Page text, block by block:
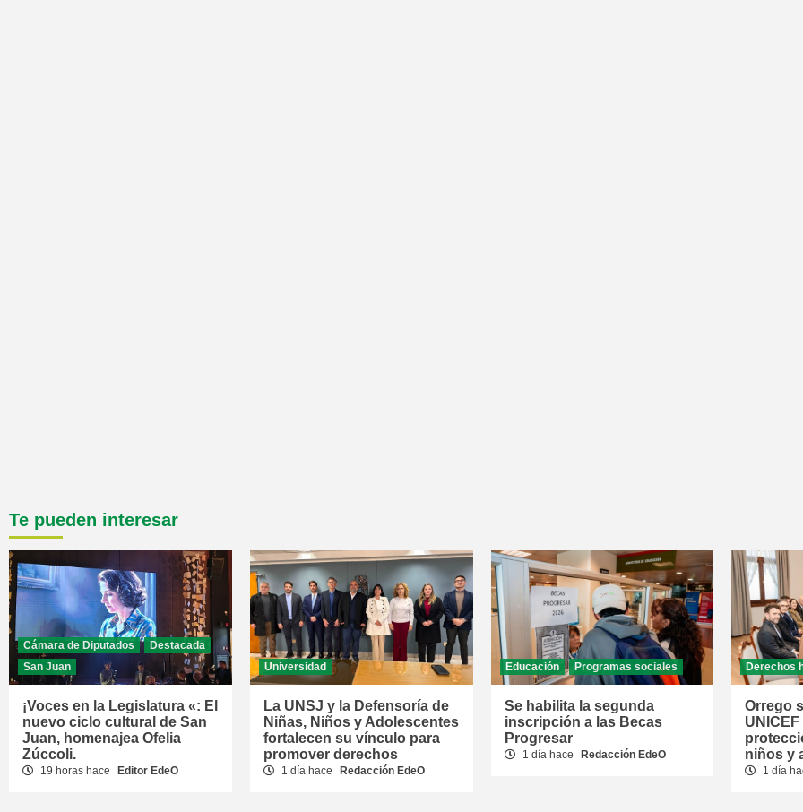
Te pueden interesar
Cámara de Diputados
Destacada
San Juan
¡Voces en la Legislatura «: El
nuevo ciclo cultural de San
Juan, homenajea Ofelia
Zúccoli.
19 horas hace Editor EdeO
Universidad
La UNSJ y la Defensoría de
Niñas, Niños y Adolescentes
fortalecen su vínculo para
promover derechos
1 día hace Redacción EdeO
Educación Programas sociales
Se habilita la segunda
inscripción a las Becas
Progresar
1 día hace Redacción EdeO
Derechos
Orrego
niños y
1 día